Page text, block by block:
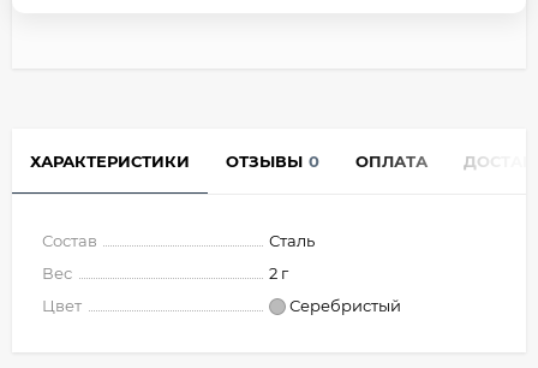
ХАРАКТЕРИСТИКИ ОТЗЫВЫ 0 ОПЛАТА
Состав
Сталь
Вес
2 г
Цвет
Серебристый